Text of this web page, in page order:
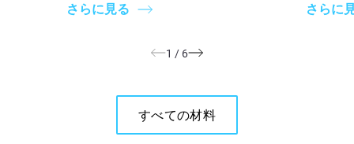
さらに見る さらに
1 / 6
すべての材料